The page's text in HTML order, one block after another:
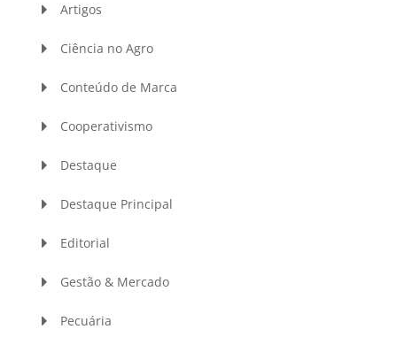
Artigos
Ciência no Agro
Conteúdo de Marca
Cooperativismo
Destaque
Destaque Principal
Editorial
Gestão & Mercado
Pecuária